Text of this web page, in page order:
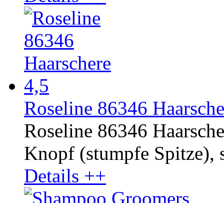
Roseline 86346
Roseline 86346
Knopf (stumpfe Spitze),
Details ++